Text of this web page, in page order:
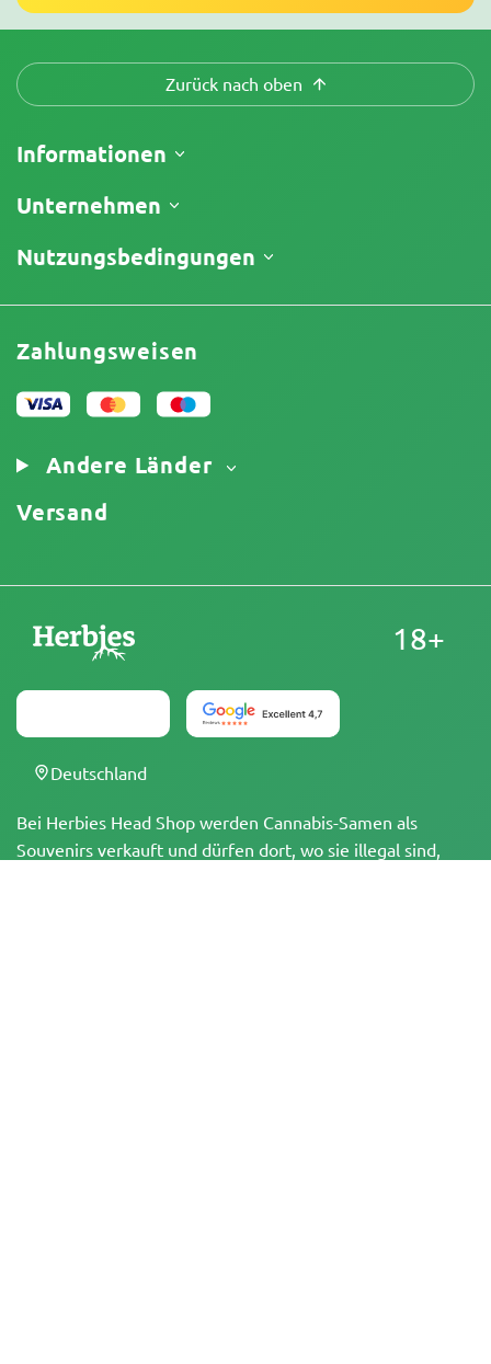
Zurück nach oben
Informationen
Versand
Rückgaberecht
Unternehmen
Über uns
Testberichte
Affiliate-Partnerschaft
Unser Autorenteam
Sitemap
Nutzungsbedingungen
Geschäftsbedingungen
Datenschutzrichtlinie
Cookies-Richtlinie
Impressum
Zahlungsweisen
Andere Länder
Versand
Bei Herbies Head Shop werden Cannabis-Samen als
Souvenirs verkauft und dürfen dort, wo sie illegal sind,
18+
Deutschland